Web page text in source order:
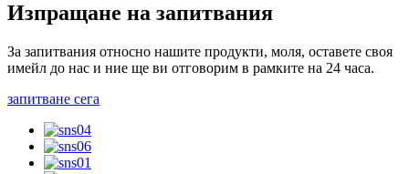
Изпращане на запитвания
За запитвания относно нашите продукти, моля, оставете своя
имейл до нас и ние ще ви отговорим в рамките на 24 часа.
запитване сега